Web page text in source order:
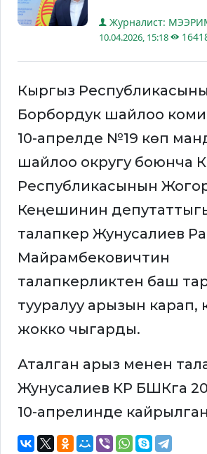
Журналист:
10.04.2026, 15:18
Кыргыз
Борбордук шайлоо
10-апрелде №19 көп
шайлоо округу боюнча
Республикасынын
Кеңешинин
талапкер Жунусалиев
Майрамбековичтин
талапкерликтен баш
тууралуу арызын карап,
жокко чыгарды.
Аталган арыз менен
Жунусалиев КР БШКга
10-апрелинде